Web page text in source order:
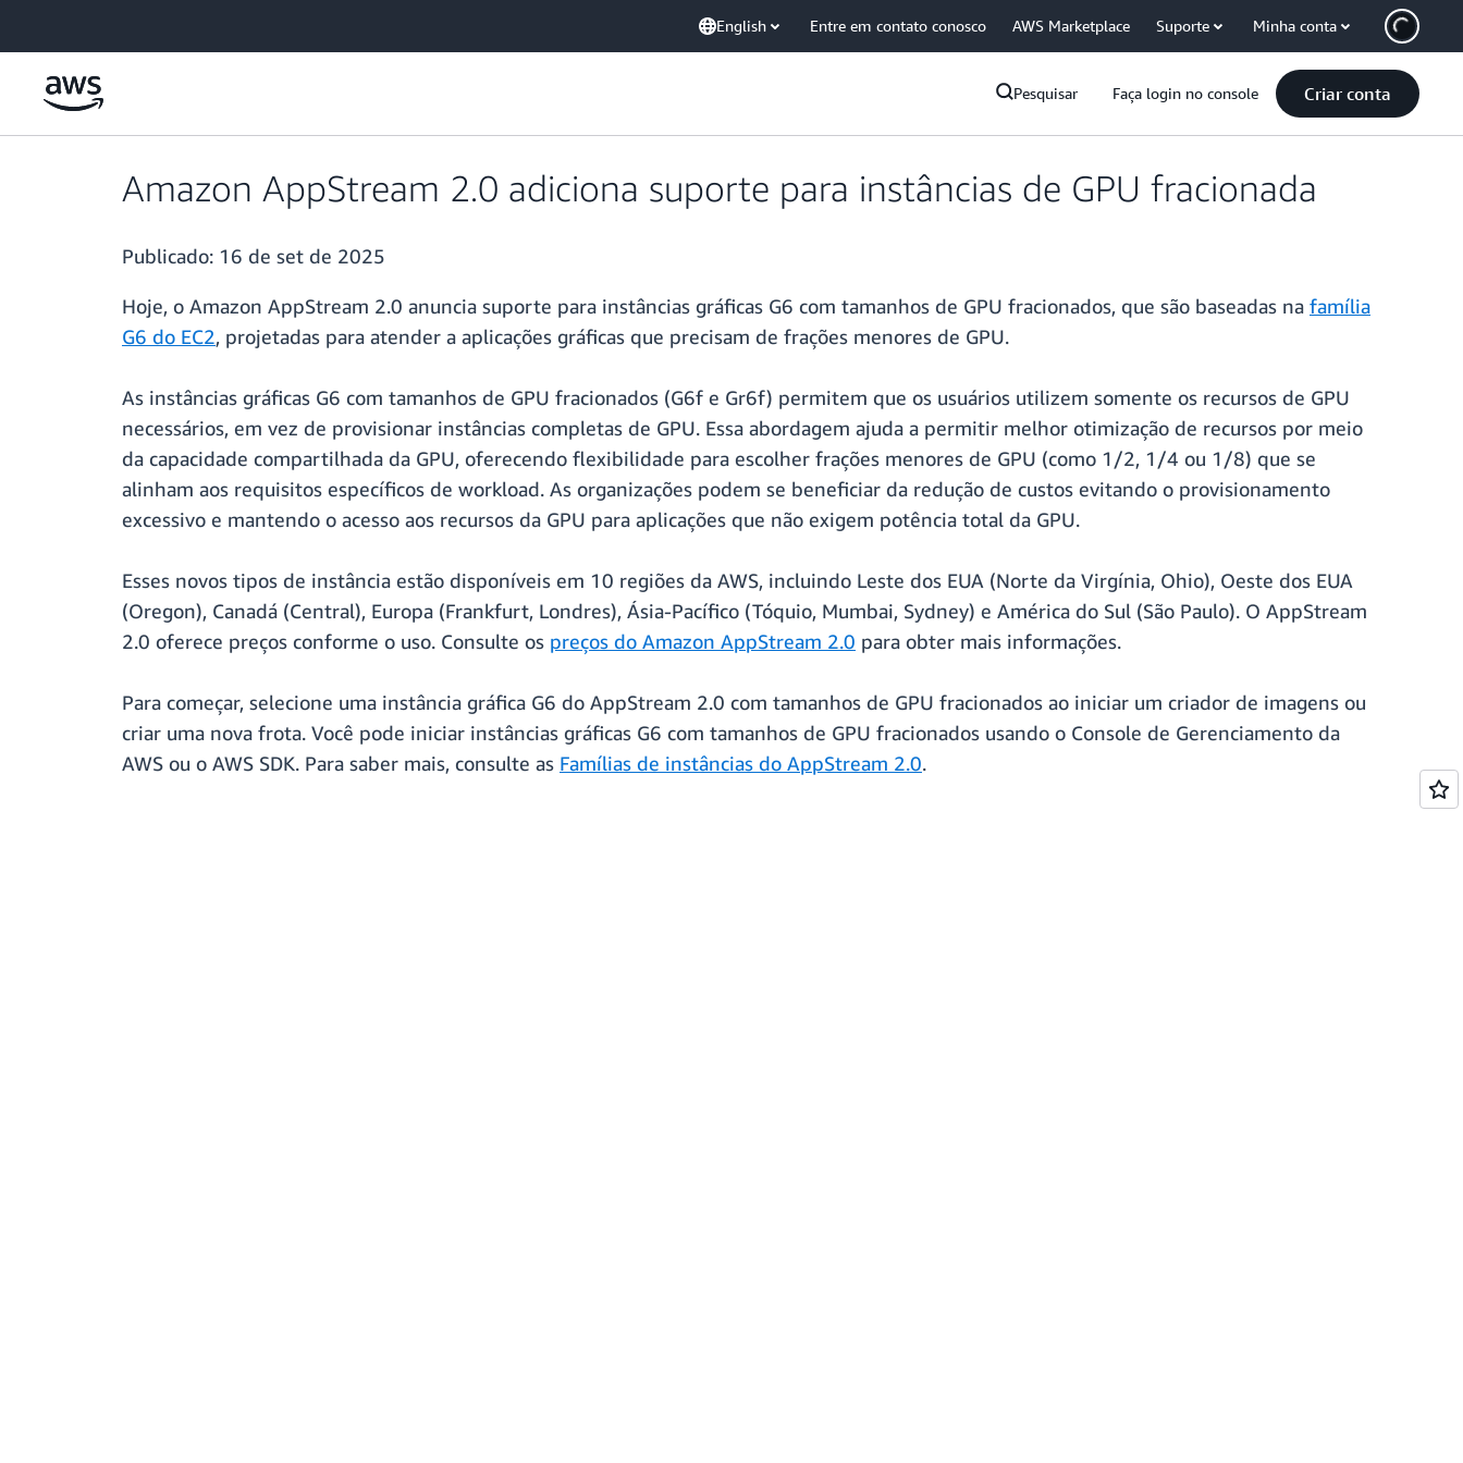
English Entre em contato conosco AWS Marketplace Suporte Minha conta
Pesquisar Faça login no console Criar conta
Amazon AppStream 2.0 adiciona suporte para instâncias de GPU fracionada
Publicado: 16 de set de 2025
Hoje, o Amazon AppStream 2.0 anuncia suporte para instâncias gráficas G6 com tamanhos de GPU fracionados, que são baseadas na família
G6 do EC2, projetadas para atender a aplicações gráficas que precisam de frações menores de GPU.
As instâncias gráficas G6 com tamanhos de GPU fracionados (G6f e Gr6f) permitem que os usuários utilizem somente os recursos de GPU
necessários, em vez de provisionar instâncias completas de GPU. Essa abordagem ajuda a permitir melhor otimização de recursos por meio
da capacidade compartilhada da GPU, oferecendo flexibilidade para escolher frações menores de GPU (como 1/2, 1/4 ou 1/8) que se
alinham aos requisitos específicos de workload. As organizações podem se beneficiar da redução de custos evitando o provisionamento
excessivo e mantendo o acesso aos recursos da GPU para aplicações que não exigem potência total da GPU.
Esses novos tipos de instância estão disponíveis em 10 regiões da AWS, incluindo Leste dos EUA (Norte da Virgínia, Ohio), Oeste dos EUA
(Oregon), Canadá (Central), Europa (Frankfurt, Londres), Ásia-Pacífico (Tóquio, Mumbai, Sydney) e América do Sul (São Paulo). O AppStream
2.0 oferece preços conforme o uso. Consulte os preços do Amazon AppStream 2.0 para obter mais informações.
Para começar, selecione uma instância gráfica G6 do AppStream 2.0 com tamanhos de GPU fracionados ao iniciar um criador de imagens ou
criar uma nova frota. Você pode iniciar instâncias gráficas G6 com tamanhos de GPU fracionados usando o Console de Gerenciamento da
AWS ou o AWS SDK. Para saber mais, consulte as Famílias de instâncias do AppStream 2.0.